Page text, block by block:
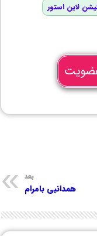
لاین استور
بعد
همدانیی بامرام